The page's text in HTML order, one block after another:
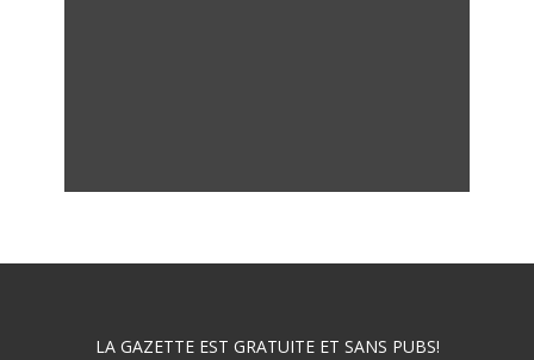
LA GAZETTE EST GRATUITE ET SANS PUBS!